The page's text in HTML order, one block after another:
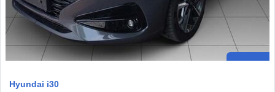
Hyundai i30